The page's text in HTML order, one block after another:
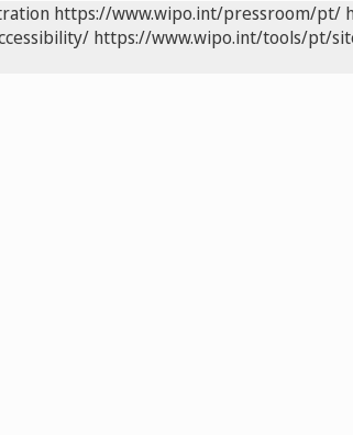
https://www.wipo.int/pressroom/pt/
https://www.wipo.int/tools/pt/